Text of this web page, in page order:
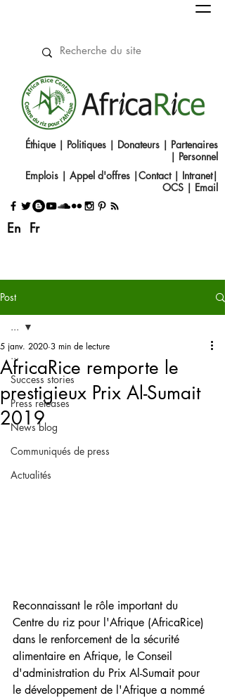
En Fr
Éthique| Politiques | Donateurs | Partenaires
| Personnel
Emplois | Appel d'offres |Contact |​ Intranet|
OCS | Email
Post
...
Success stories
Press releases
News blog
Communiqués de press
Actualités
...
AfricaRice remporte le
prestigieux Prix Al-Sumait
2019
5 janv. 2020 3 min de lecture
Reconnaissant le rôle important du
Centre du riz pour l'Afrique (AfricaRice)
dans le renforcement de la sécurité
alimentaire en Afrique, le Conseil
d'administration du Prix Al-Sumait pour
le développement de l'Afrique a nommé